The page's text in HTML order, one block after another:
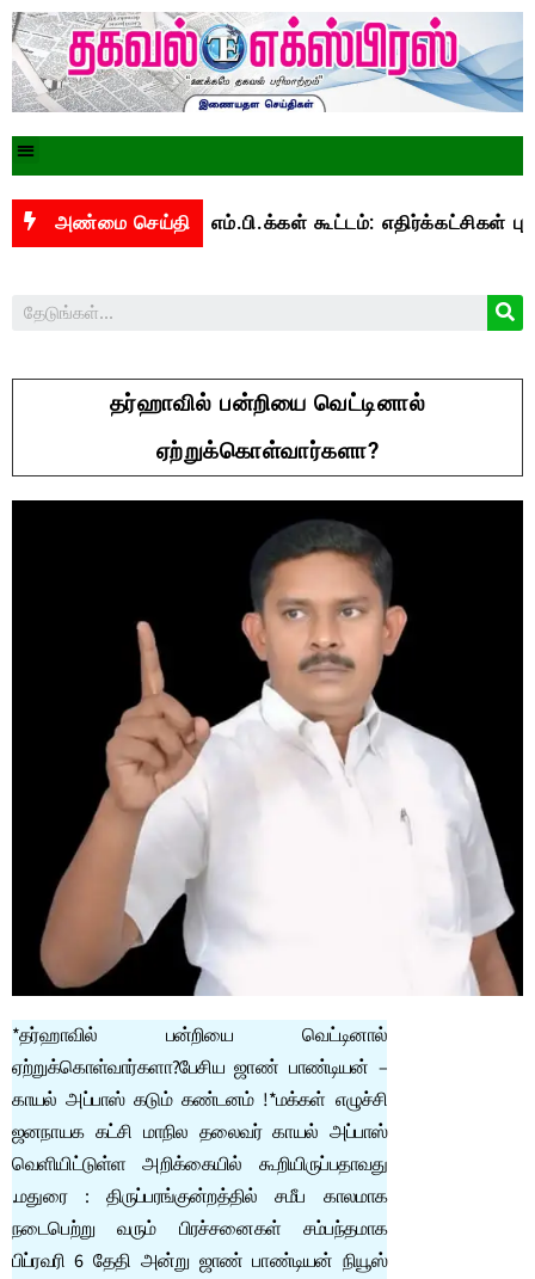
அண்மை செய்தி
இன்று எம்.பி.க்கள் கூட்டம்: எதிர்க்கட்சிகள் புறக்கணிப்பு
தர்ஹாவில் பன்றியை வெட்டினால்
ஏற்றுக்கொள்வார்களா?
*தர்ஹாவில் பன்றியை வெட்டினால்
ஏற்றுக்கொள்வார்களா?பேசிய ஜாண் பாண்டியன் –
காயல் அப்பாஸ் கடும் கண்டனம் !*மக்கள் எழுச்சி
ஜனநாயக கட்சி மாநில தலைவர் காயல் அப்பாஸ்
வெளியிட்டுள்ள அறிக்கையில் கூறியிருப்பதாவது
.மதுரை : திருப்பரங்குன்றத்தில் சமீப காலமாக
நடைபெற்று வரும் பிரச்சனைகள் சம்பந்தமாக
பிப்ரவரி 6 தேதி அன்று ஜாண் பாண்டியன் நியூஸ்